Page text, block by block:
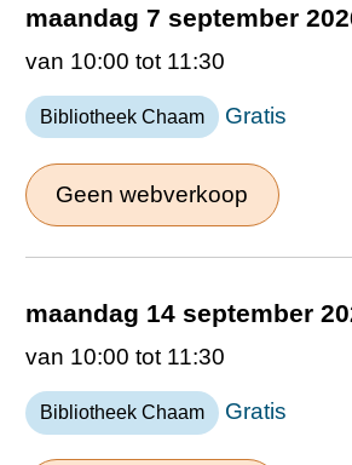
maandag 7 september
van 10:00 tot 11:30
Bibliotheek Chaam Gratis
Geen webverkoop
maandag 14 september
van 10:00 tot 11:30
Bibliotheek Chaam Gratis